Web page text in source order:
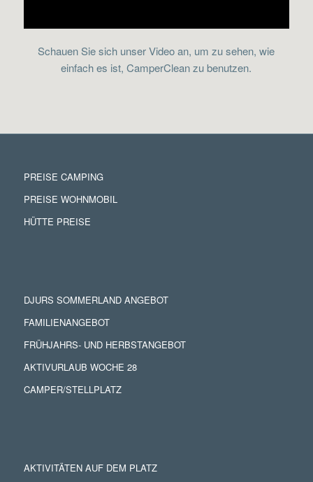
Schauen Sie sich unser Video an, um zu sehen, wie
einfach es ist, CamperClean zu benutzen.
PREISE CAMPING
PREISE WOHNMOBIL
HÜTTE PREISE
DJURS SOMMERLAND ANGEBOT
FAMILIENANGEBOT
FRÜHJAHRS- UND HERBSTANGEBOT
AKTIVURLAUB WOCHE 28
CAMPER/STELLPLATZ
AKTIVITÄTEN AUF DEM PLATZ